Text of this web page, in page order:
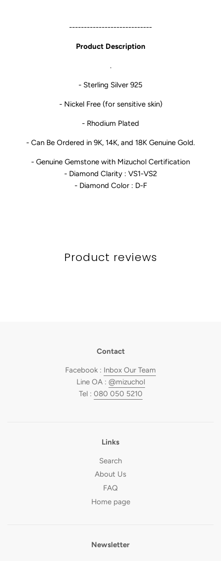
----------------------------
Product Description
.
- Sterling Silver 925
- Nickel Free (for sensitive skin)
- Rhodium Plated
- Can Be Ordered in 9K, 14K, and 18K Genuine Gold.
- Genuine Gemstone with Mizuchol Certification
- Diamond Clarity : VS1-VS2
- Diamond Color : D-F
Product reviews
Contact
Facebook : Inbox Our Team
Line OA : @mizuchol
Tel : 080 050 5210
Links
Search
About Us
FAQ
Home page
Newsletter